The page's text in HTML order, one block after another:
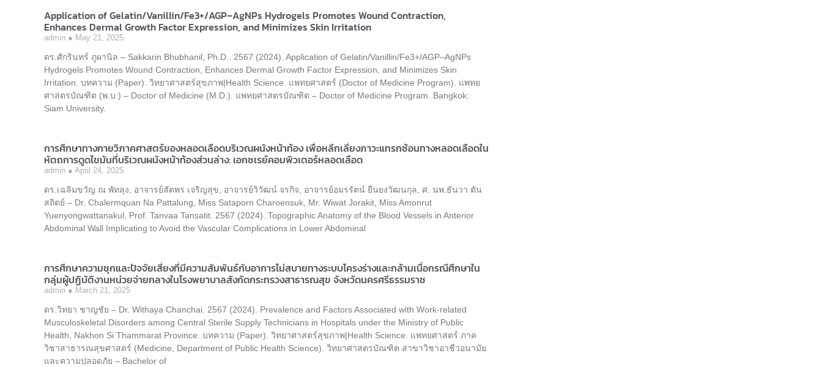
Application of Gelatin/Vanillin/Fe3+/AGP–AgNPs Hydrogels Promotes Wound Contraction,
Enhances Dermal Growth Factor Expression, and Minimizes Skin Irritation
admin May 21, 2025
ดร.ศักรินทร์ ภูผานิล – Sakkarin Bhubhanil, Ph.D.. 2567 (2024). Application of Gelatin/Vanillin/Fe3+/AGP–AgNPs
Hydrogels Promotes Wound Contraction, Enhances Dermal Growth Factor Expression, and Minimizes Skin
Irritation. บทความ (Paper). วิทยาศาสตร์สุขภาพ|Health Science. แพทยศาสตร์ (Doctor of Medicine Program). แพทย
ศาสตรบัณฑิต (พ.บ.) – Doctor of Medicine (M.D.). แพทยศาสตรบัณฑิต – Doctor of Medicine Program. Bangkok:
Siam University.
การศึกษาทางกายวิภาคศาสตร์ของหลอดเลือดบริเวณผนังหน้าท้อง เพื่อหลีกเลี่ยงภาวะแทรกซ้อนทางหลอดเลือดใน
หัตถการดูดไขมันที่บริเวณผนังหน้าท้องส่วนล่าง: เอกซเรย์คอมพิวเตอร์หลอดเลือด
admin April 24, 2025
ดร.เฉลิมขวัญ ณ พัทลุง, อาจารย์สัตพร เจริญสุข, อาจารย์วิวัฒน์ จรกิจ, อาจารย์อมรรัตน์ ยืนยงวัฒนกุล, ศ. นพ.ธันวา ตัน
สถิตย์ – Dr. Chalermquan Na Pattalung, Miss Sataporn Charoensuk, Mr. Wiwat Jorakit, Miss Amonrut
Yuenyongwattanakul, Prof. Tanvaa Tansatit. 2567 (2024). Topographic Anatomy of the Blood Vessels in Anterior
Abdominal Wall Implicating to Avoid the Vascular Complications in Lower Abdominal
การศึกษาความชุกและปัจจัยเสี่ยงที่มีความสัมพันธ์กับอาการไม่สบายทางระบบโครงร่างและกล้ามเนื้อกรณีศึกษาใน
กลุ่มผู้ปฏิบัติงานหน่วยจ่ายกลางในโรงพยาบาลสังกัดกระทรวงสาธารณสุข จังหวัดนครศรีธรรมราช
admin March 21, 2025
ดร.วิทยา ชาญชัย – Dr. Withaya Chanchai. 2567 (2024). Prevalence and Factors Associated with Work-related
Musculoskeletal Disorders among Central Sterile Supply Technicians in Hospitals under the Ministry of Public
Health, Nakhon Si Thammarat Province. บทความ (Paper). วิทยาศาสตร์สุขภาพ|Health Science. แพทยศาสตร์ ภาค
วิชาสาธารณสุขศาสตร์ (Medicine, Department of Public Health Science). วิทยาศาสตรบัณฑิต สาขาวิชาอาชีวอนามัย
และความปลอดภัย – Bachelor of